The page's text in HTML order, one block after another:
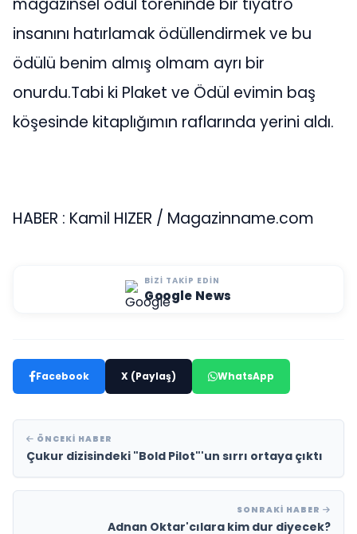
magazinsel ödül töreninde bir tiyatro
insanını hatırlamak ödüllendirmek ve bu
ödülü benim almış olmam ayrı bir
onurdu.Tabi ki Plaket ve Ödül evimin baş
köşesinde kitaplığımın raflarında yerini aldı.
HABER : Kamil HIZER / Magazinname.com
BIZI TAKIP EDIN
Google News
Facebook X (Paylaş) WhatsApp
ÖNCEKI HABER
Çukur dizisindeki "Bold Pilot"'un sırrı ortaya çıktı
SONRAKI HABER
Adnan Oktar'cılara kim dur diyecek?